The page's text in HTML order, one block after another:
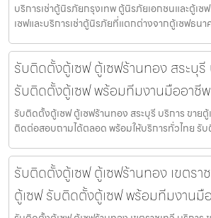
บริการเช่าตู้นิรภัยกรุงเทพ ตู้นิรภัยเอกชนและตู้เซ
เซฟและบริการเช่าตู้นิรภัยที่แตกต่างจากตู้เซฟธนา
รับติดตั้งตู้เซฟ ตู้เซฟร้านทอง สระบุรี
รับติดตั้งตู้เซฟ พร้อมทีมงานมืออาชี
รับติดตั้งตู้เซฟ ตู้เซฟร้านทอง สระบุรี บริการ ขาย
ติดต่อสอบถามได้ตลอด พร้อมให้บริการทั่วไทย รับ
รับติดตั้งตู้เซฟ ตู้เซฟร้านทอง เขตรา
ตู้เซฟ รับติดตั้งตู้เซฟ พร้อมทีมงานมื